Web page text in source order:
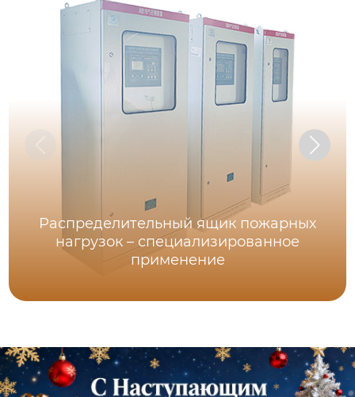
Распределительный ящик пожарных
нагрузок – специализированное
применение